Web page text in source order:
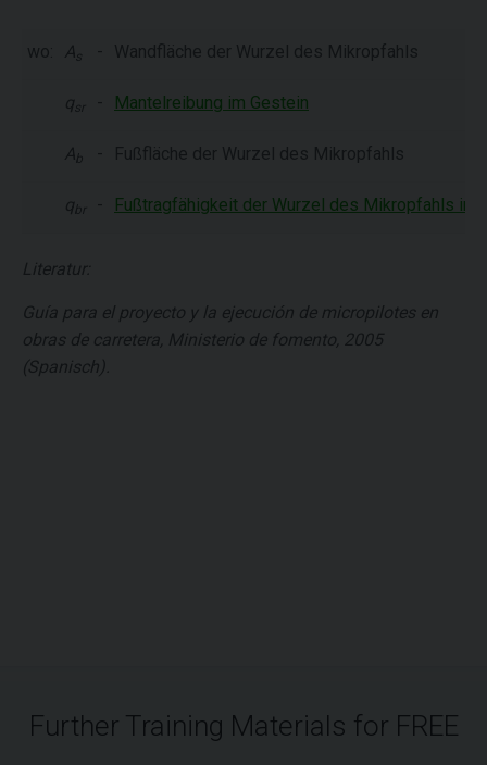
wo: As - Wandfläche der Wurzel des Mikropfahls
qsr - Mantelreibung im Gestein
A b - Fußfläche der Wurzel des Mikropfahls
q br - Fußtragfähigkeit der Wurzel des Mikropfahls im
Literatur:
Guía para el proyecto y la ejecución de micropilotes en
obras de carretera, Ministerio de fomento, 2005
(Spanisch).
Further Training Materials for FREE